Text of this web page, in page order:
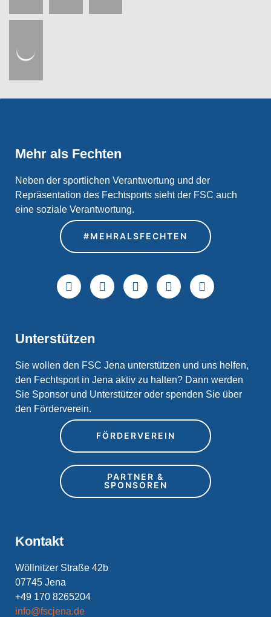
Mehr als Fechten
Neben der sportlichen Verantwortung und der
Repräsentation des Fechtsports sieht der FSC auch
eine soziale Verantwortung.
#MEHRALSFECHTEN
Unterstützen
Sie wollen den FSC Jena unterstützen und uns helfen,
den Fechtsport in Jena aktiv zu halten? Dann werden
Sie Sponsor und Unterstützer oder spenden Sie über
den Förderverein.
FÖRDERVEREIN
PARTNER &
SPONSOREN
Kontakt
Wöllnitzer Straße 42b
07745 Jena
+49 170 8265204
info@fscjena.de